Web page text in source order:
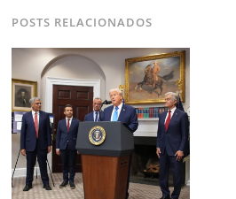
POSTS RELACIONADOS